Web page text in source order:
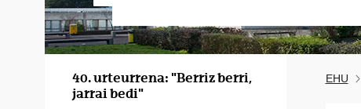
40. urteurrena: "Berriz berri,
jarrai bedi"
EHU